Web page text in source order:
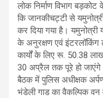
लोक निर्माण विभाग
कि जानकीचट्टी से
कर दिया गया है। यमुनोत्री
के अनुरक्षण एवं
कार्यों के लिए रू. 50.38
30 अप्रैल तक पूरे हो
बैठक में पुलिस अधीक्षक
भंडेली गाड का वैकल्पिक वन